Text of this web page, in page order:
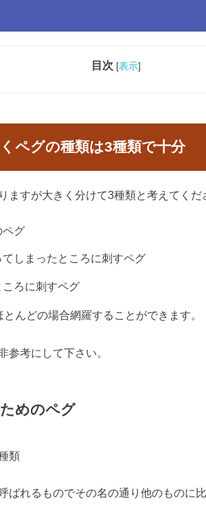
目次 [表示]
ペグの種類は3種類で十分
ますが大きく分けて3種類と考えてくだ
ペグ
しまったところに刺すペグ
ろに刺すペグ
んどの場合網羅することができます。
参考にして下さい。
めのペグ
類
ばれるものでその名の通り他のものに